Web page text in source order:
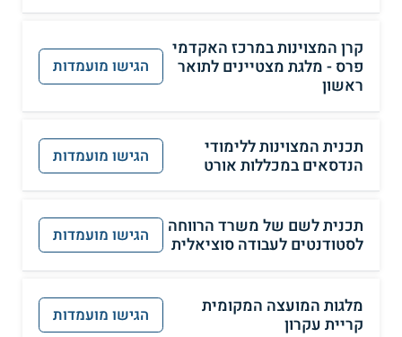
קרן המצוינות במרכז האקדמי
פרס - מלגת מצטיינים לתואר
ראשון
הגישו מועמדות
תכנית המצוינות ללימודי
הנדסאים במכללות אורט
הגישו מועמדות
תכנית לשם של משרד הרווחה
לסטודנטים לעבודה סוציאלית
הגישו מועמדות
מלגות המועצה המקומית
קריית עקרון
הגישו מועמדות